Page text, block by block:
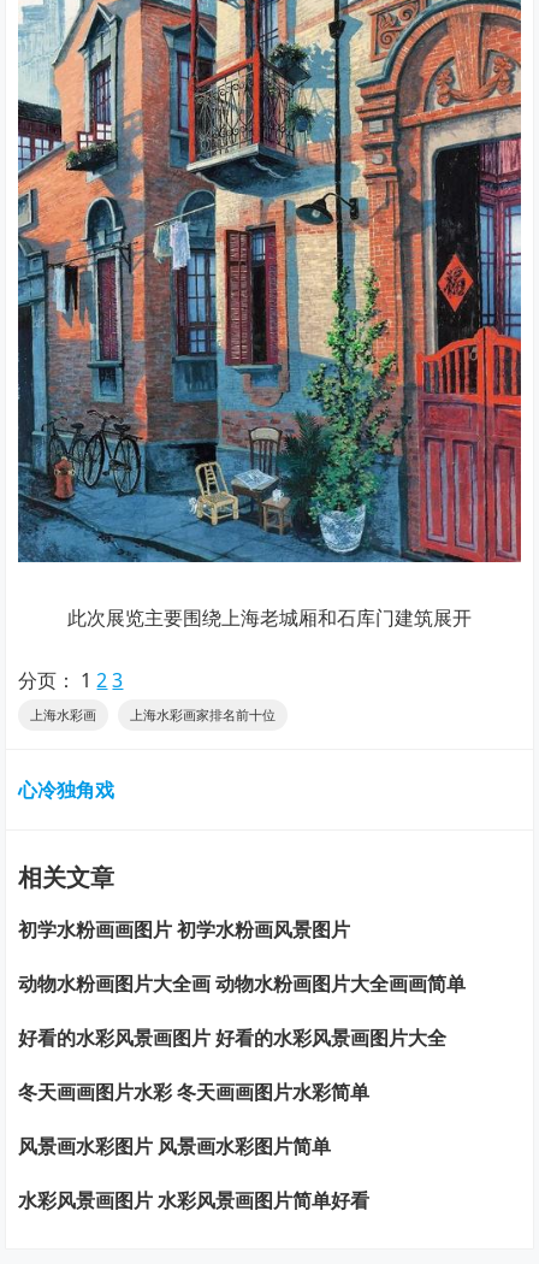
此次展览主要围绕上海老城厢和石库门建筑展开
分页： 1 2 3
上海水彩画 上海水彩画家排名前十位
心冷独角戏
相关文章
初学水粉画画图片 初学水粉画风景图片
动物水粉画图片大全画 动物水粉画图片大全画画简单
好看的水彩风景画图片 好看的水彩风景画图片大全
冬天画画图片水彩 冬天画画图片水彩简单
风景画水彩图片 风景画水彩图片简单
水彩风景画图片 水彩风景画图片简单好看